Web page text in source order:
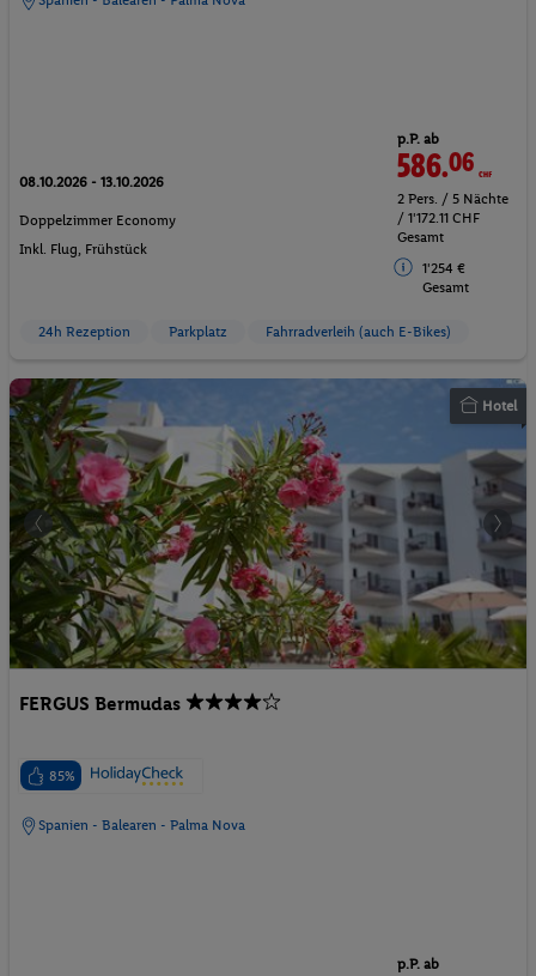
08.10.2026 - 13.10.2026
Doppelzimmer Economy
Inkl. Flug, Frühstück
p.P. ab
586.06CHF
2 Pers. / 5 Nächte
/ 1'172.11 CHF
Gesamt
1'254 €
Gesamt
24h Rezeption Parkplatz Fahrradverleih (auch E-Bikes)
Hotel
FERGUS Bermudas
85%
Spanien - Balearen - Palma Nova
p.P. ab